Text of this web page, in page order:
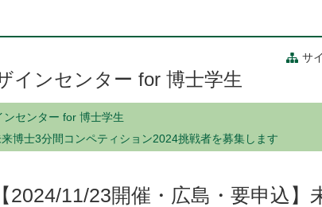
サ
インセンター for 博士学生
センター for 博士学生
博士3分間コンペティション2024挑戦者を募集します
2024/11/23開催・広島・要申込】